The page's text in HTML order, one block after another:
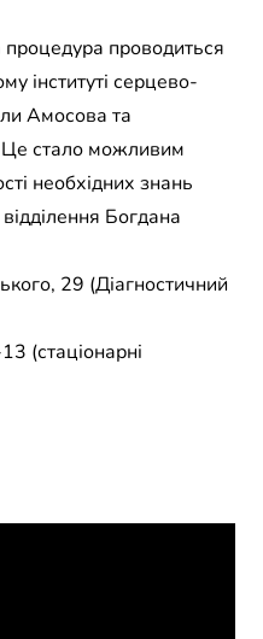
проводиться
інституті серцево-
Амосова та
Це стало можливим
необхідних знань
Богдана
29 (Діагностичний
(стаціонарні